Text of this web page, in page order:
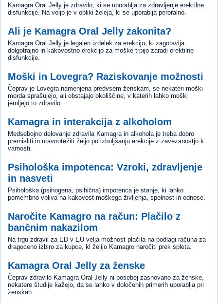
Kamagra Oral Jelly je zdravilo, ki se uporablja za zdravljenje erektilne
disfunkcije. Na voljo je v obliki želeja, ki se uporablja peroralno.
Ali je Kamagra Oral Jelly zakonita?
Kamagra Oral Jelly je legalen izdelek za erekcijo, ki zagotavlja
dolgotrajno in kakovostno erekcijo za moške trpijo zaradi erektilne
disfunkcije.
Moški in Lovegra? Raziskovanje možnosti
Čeprav je Lovegra namenjena predvsem ženskam, se nekateri moški
morda sprašujejo, ali obstajajo okoliščine, v katerih lahko moški
jemljejo to zdravilo.
Kamagra in interakcija z alkoholom
Medsebojno delovanje zdravila Kamagra in alkohola je treba dobro
premisliti in uravnotežiti željo po izboljšanju erekcije z zavezanostjo k
varnosti.
Psihološka impotenca: Vzroki, zdravljenje
in nasveti
Psihološka (psihogena, psihična) impotenca je stanje, ki lahko
pomembno vpliva na kakovost moškega življenja, spolnost in odnose.
Naročite Kamagro na račun: Plačilo z
bančnim nakazilom
Na trgu zdravil za ED v EU velja možnost plačila na podlagi računa za
dragoceno izbiro za kupce, ki želijo Kamagro naročiti prek spleta.
Kamagra Oral Jelly za ženske
Čeprav zdravilo Kamagra Oral Jelly ni posebej zasnovano za ženske,
nekatere študije kažejo, da se lahko v določenih primerih uporablja pri
ženskah.